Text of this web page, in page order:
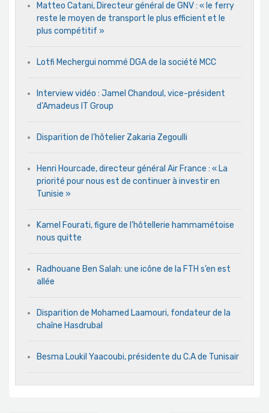
Matteo Catani, Directeur général de GNV : « le ferry
reste le moyen de transport le plus efficient et le
plus compétitif »
Lotfi Mechergui nommé DGA de la société MCC
Interview vidéo : Jamel Chandoul, vice-président
d’Amadeus IT Group
Disparition de l’hôtelier Zakaria Zegoulli
Henri Hourcade, directeur général Air France : « La
priorité pour nous est de continuer à investir en
Tunisie »
Kamel Fourati, figure de l’hôtellerie hammamétoise
nous quitte
Radhouane Ben Salah: une icône de la FTH s’en est
allée
Disparition de Mohamed Laamouri, fondateur de la
chaîne Hasdrubal
Besma Loukil Yaacoubi, présidente du C.A de Tunisair